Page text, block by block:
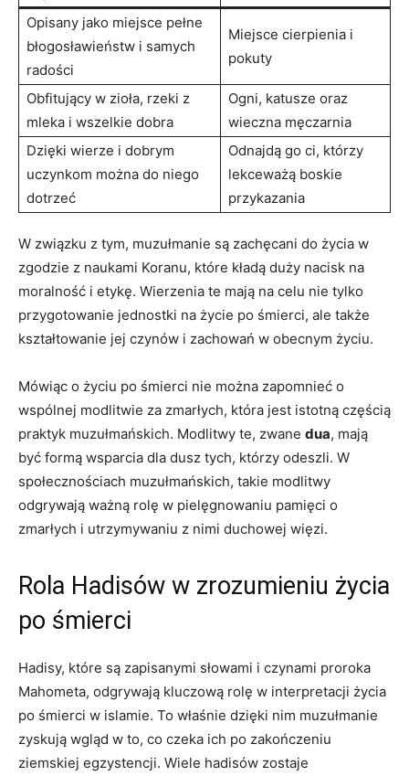
Opisany jako miejsce pełne
⁣błogosławieństw i⁤ samych
radości
Miejsce cierpienia i‍
pokuty
Obfitujący w zioła, rzeki z
mleka i wszelkie dobra
Ogni, katusze oraz
wieczna męczarnia
Dzięki wierze i dobrym
uczynkom można do niego
dotrzeć
Odnajdą go ci, którzy
lekceważą boskie
przykazania
W związku z tym, muzułmanie są zachęcani do życia⁢ w
zgodzie z naukami Koranu, które kładą duży nacisk na
moralność i etykę. Wierzenia ⁤te ⁣mają na celu nie tylko
przygotowanie jednostki na życie po śmierci, ale także
kształtowanie jej czynów i zachowań‍ w obecnym życiu.
Mówiąc o życiu po śmierci nie można zapomnieć o
wspólnej modlitwie za zmarłych, która jest istotną częścią
praktyk muzułmańskich. Modlitwy te, zwane dua, mają
być ‍formą wsparcia dla dusz tych, którzy odeszli.‌ W
społecznościach⁣ muzułmańskich, takie​ modlitwy
odgrywają ważną rolę w pielęgnowaniu pamięci o
zmarłych i utrzymywaniu z ⁣nimi duchowej więzi.
Rola Hadisów‍ w zrozumieniu życia
po śmierci
Hadisy, które ⁣są zapisanymi słowami i czynami proroka
Mahometa,⁣ odgrywają kluczową rolę w ⁢interpretacji życia
‍po śmierci w islamie. To właśnie dzięki ‌nim muzułmanie
zyskują wgląd w to, co czeka ich po‍ zakończeniu
ziemskiej‍ egzystencji.⁢ Wiele hadisów zostaje